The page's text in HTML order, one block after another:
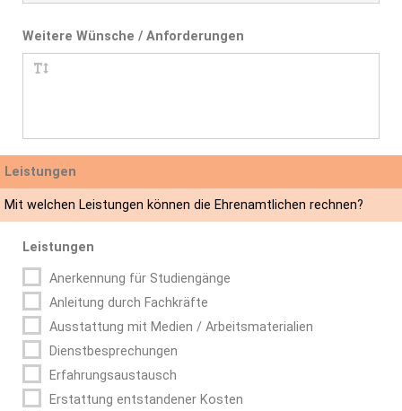
Weitere Wünsche / Anforderungen
Leistungen
Mit welchen Leistungen können die Ehrenamtlichen rechnen?
Leistungen
Anerkennung für Studiengänge
Anleitung durch Fachkräfte
Ausstattung mit Medien / Arbeitsmaterialien
Dienstbesprechungen
Erfahrungsaustausch
Erstattung entstandener Kosten